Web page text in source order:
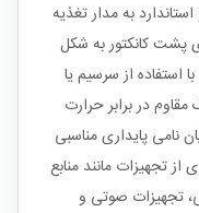
به مدار تغذیه
پشت کانکتور به شکل
از سرسیم یا
در برابر حرارت
نامی پایداری مناسبی
تجهیزات مانند منابع
تجهیزات صوتی و